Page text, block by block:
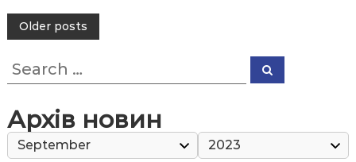
P
o
s
s
n
Older posts
S
e
c
f
S
e
Архів новин